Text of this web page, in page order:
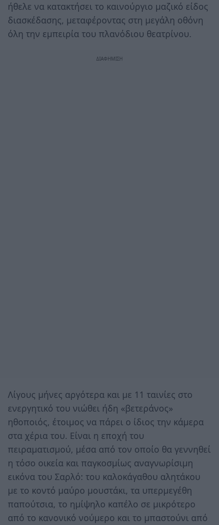
ήθελε να κατακτήσει το καινούργιο μαζικό είδος
διασκέδασης, μεταφέροντας στη μεγάλη οθόνη
όλη την εμπειρία του πλανόδιου θεατρίνου.
Λίγους μήνες αργότερα και με 11 ταινίες στο
ενεργητικό του νιώθει ήδη «βετεράνος»
ηθοποιός, έτοιμος να πάρει ο ίδιος την κάμερα
στα χέρια του. Είναι η εποχή του
πειραματισμού, μέσα από τον οποίο θα γεννηθεί
η τόσο οικεία και παγκοσμίως αναγνωρίσιμη
εικόνα του Σαρλό: του καλοκάγαθου αλητάκου
με το κοντό μαύρο μουστάκι, τα υπερμεγέθη
παπούτσια, το ημίψηλο καπέλο σε μικρότερο
από το κανονικό νούμερο και το μπαστούνι από